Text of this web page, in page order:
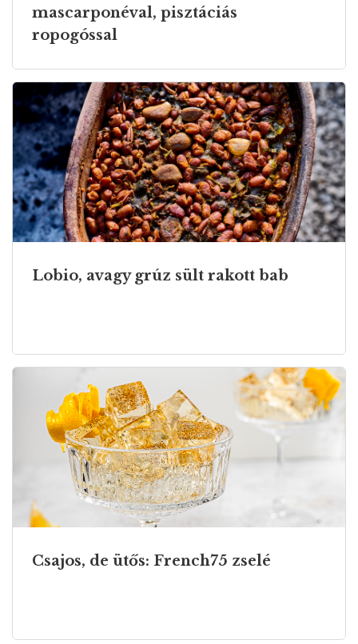
mascarponéval, pisztáciás
ropogóssal
Lobio, avagy grúz sült rakott bab
Csajos, de ütős: French75 zselé